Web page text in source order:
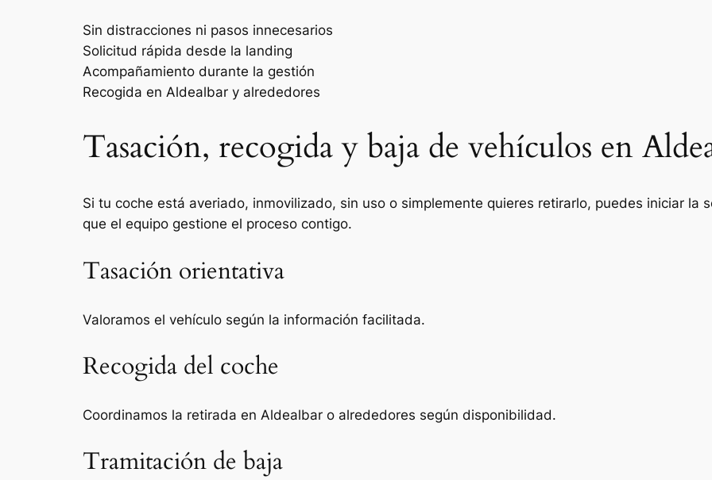
Sin distracciones ni pasos innecesarios
Solicitud rápida desde la landing
Acompañamiento durante la gestión
Recogida en Aldealbar y alrededores
Tasación, recogida y baja de vehículos en
Si tu coche está averiado, inmovilizado, sin uso o simplemente quieres retirarlo, puedes iniciar la
que el equipo gestione el proceso contigo.
Tasación orientativa
Valoramos el vehículo según la información facilitada.
Recogida del coche
Coordinamos la retirada en Aldealbar o alrededores según disponibilidad.
Tramitación de baja